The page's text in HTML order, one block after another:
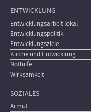
ENTWICKLUNG
Entwicklungsarbeit lokal
Entwicklungspolitik
Entwicklungsziele
Kirche und Entwicklung
Nothilfe
Wirksamkeit
SOZIALES
Armut